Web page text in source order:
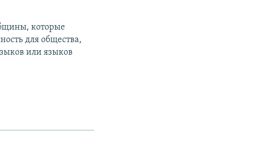
которые
для общества,
или языков